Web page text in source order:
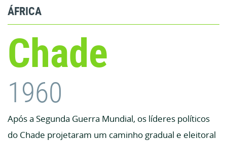
ÁFRICA
Chade
1960
Após a Segunda Guerra Mundial, os líderes políticos
do Chade projetaram um caminho gradual e eleitoral